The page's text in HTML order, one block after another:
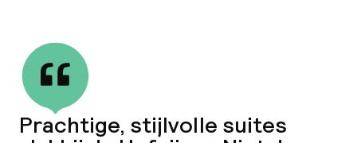
Prachtige, stijlvolle suites